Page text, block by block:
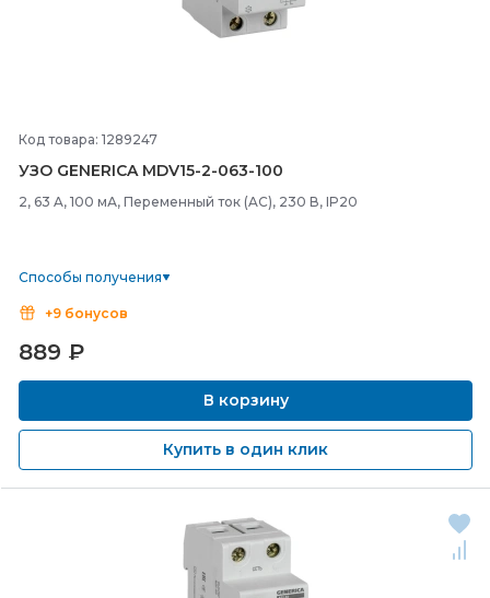
Код товара: 1289247
УЗО GENERICA MDV15-2-063-100
2, 63 A, 100 мА, Переменный ток (AC), 230 В, IP20
Способы получения
+9 бонусов
889 ₽
В корзину
Купить в один клик